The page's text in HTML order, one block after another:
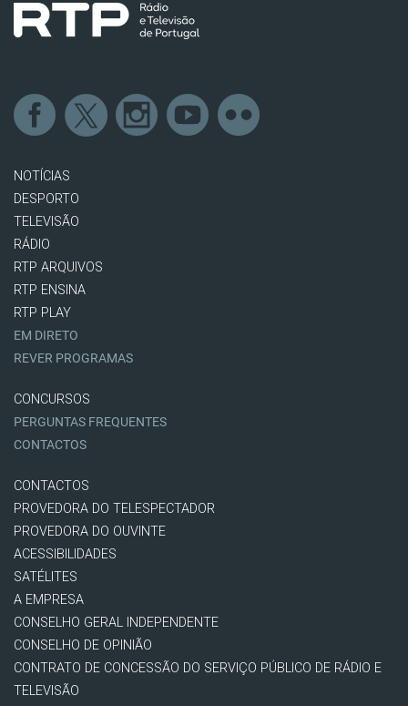
NOTÍCIAS
DESPORTO
TELEVISÃO
RÁDIO
RTP ARQUIVOS
RTP ENSINA
RTP PLAY
EM DIRETO
REVER PROGRAMAS
CONCURSOS
PERGUNTAS FREQUENTES
CONTACTOS
CONTACTOS
PROVEDORA DO TELESPECTADOR
PROVEDORA DO OUVINTE
ACESSIBILIDADES
SATÉLITES
A EMPRESA
CONSELHO GERAL INDEPENDENTE
CONSELHO DE OPINIÃO
CONTRATO DE CONCESSÃO DO SERVIÇO PÚBLICO DE RÁDIO E
TELEVISÃO